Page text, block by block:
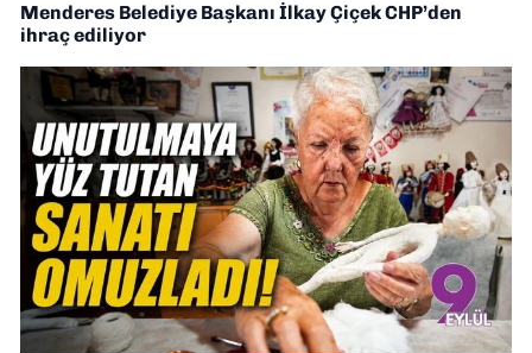
Menderes Belediye Başkanı İlkay Çiçek CHP’den
ihraç ediliyor